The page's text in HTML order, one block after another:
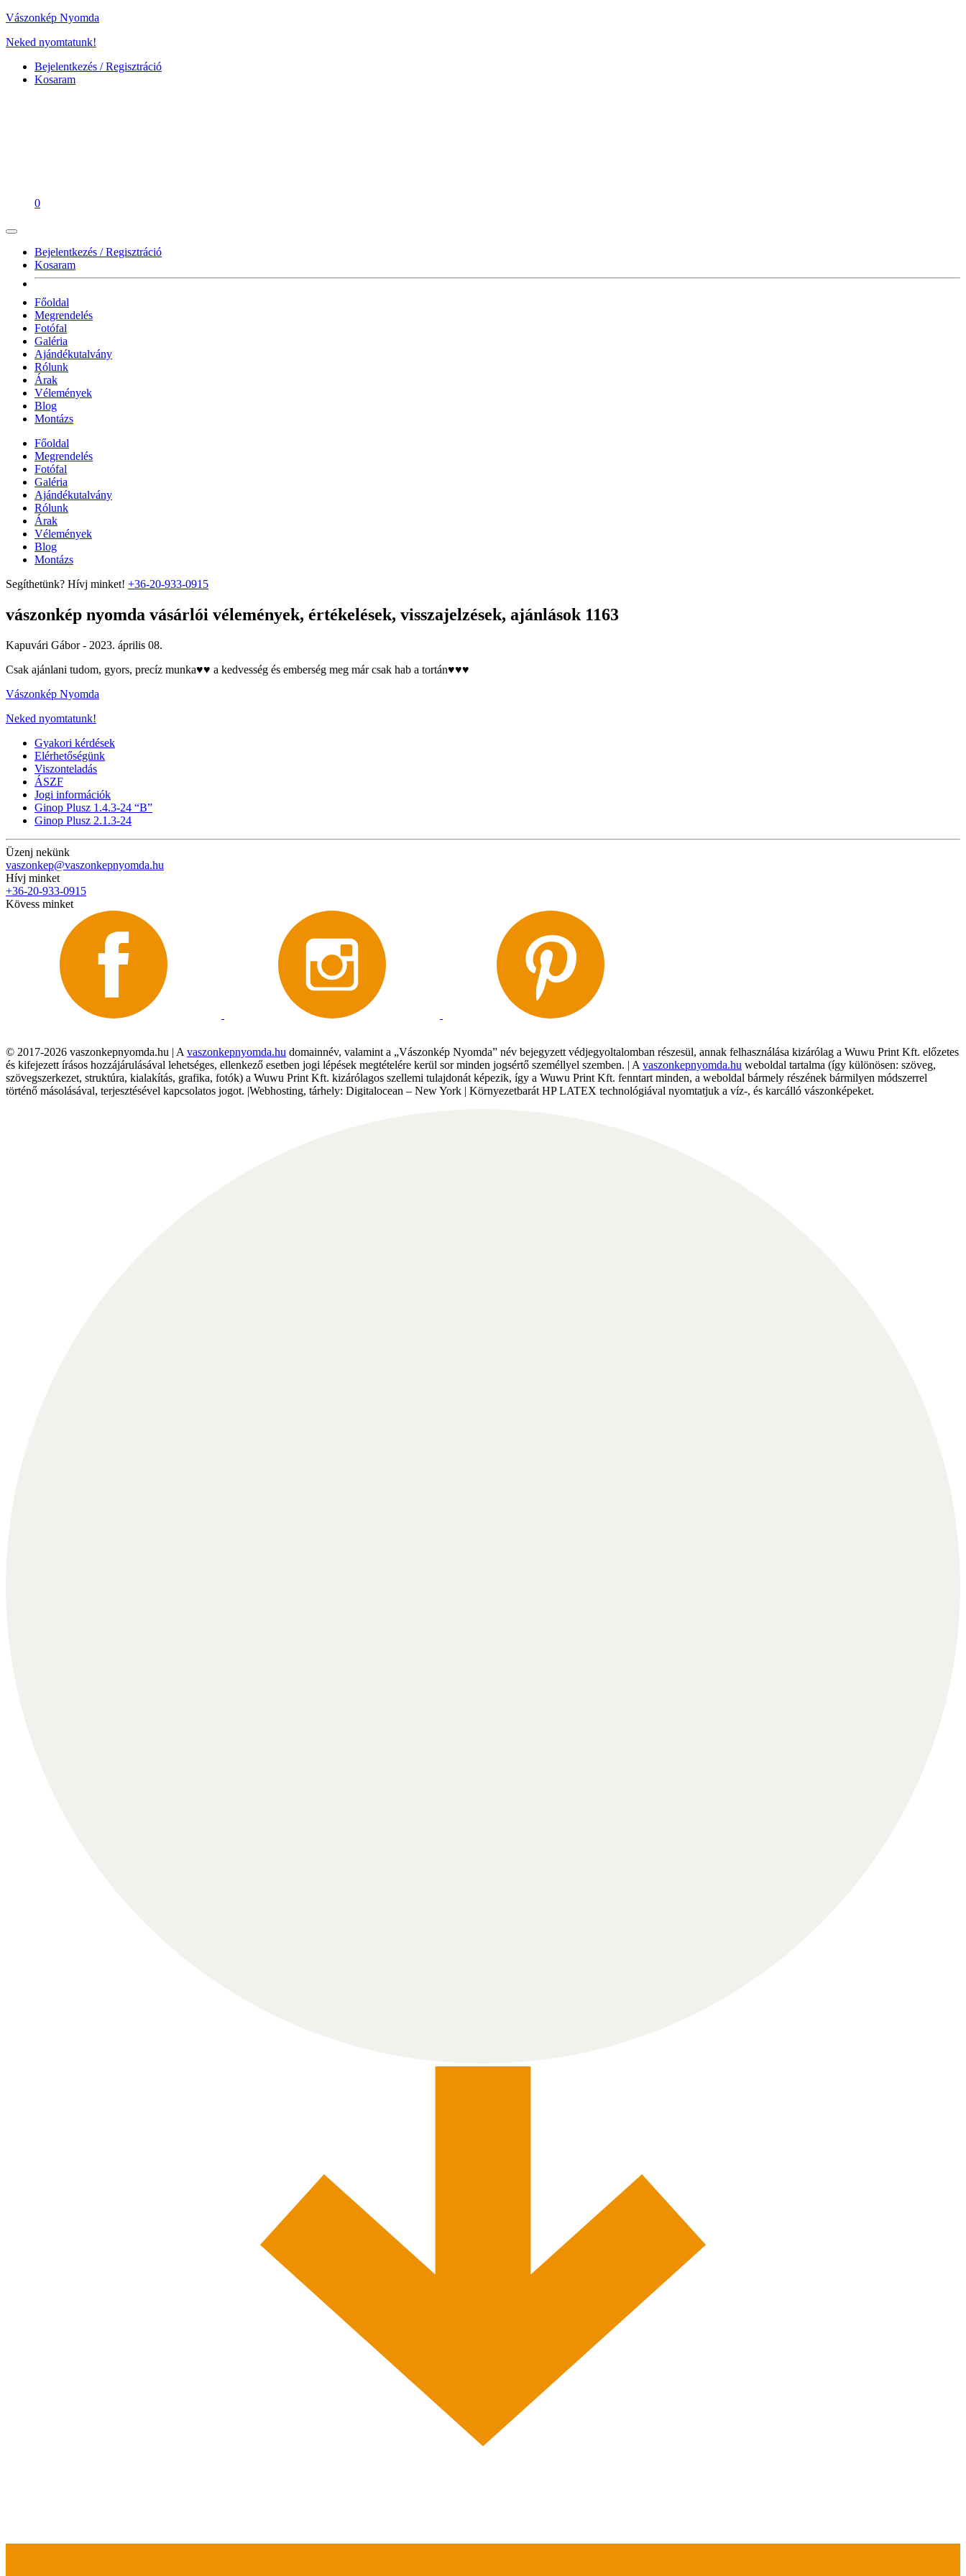
Vászonkép Nyomda
Neked nyomtatunk!
Bejelentkezés / Regisztráció
Kosaram
0
Bejelentkezés / Regisztráció
Kosaram
Főoldal
Megrendelés
Fotófal
Galéria
Ajándékutalvány
Rólunk
Árak
Vélemények
Blog
Montázs
Főoldal
Megrendelés
Fotófal
Galéria
Ajándékutalvány
Rólunk
Árak
Vélemények
Blog
Montázs
Segíthetünk? Hívj minket! +36-20-933-0915
vászonkép nyomda vásárlói vélemények, értékelések, visszajelzések, ajánlások 1163
Kapuvári Gábor - 2023. április 08.
Csak ajánlani tudom, gyors, precíz munka♥️♥️ a kedvesség és emberség meg már csak hab a tortán♥️♥️♥️
Vászonkép Nyomda
Neked nyomtatunk!
Gyakori kérdések
Elérhetőségünk
Viszonteladás
ÁSZF
Jogi információk
Ginop Plusz 1.4.3-24 “B”
Ginop Plusz 2.1.3-24
Üzenj nekünk
vaszonkep@vaszonkepnyomda.hu
Hívj minket
+36-20-933-0915
Kövess minket
© 2017-2026 vaszonkepnyomda.hu | A vaszonkepnyomda.hu domainnév, valamint a „Vászonkép Nyomda” név bejegyzett védjegyoltalomban részesül, annak felhasználása kizárólag a Wuwu Print Kft. előzetes
és kifejezett írásos hozzájárulásával lehetséges, ellenkező esetben jogi lépések megtételére kerül sor minden jogsértő személlyel szemben. | A vaszonkepnyomda.hu weboldal tartalma (így különösen: szöveg,
szövegszerkezet, struktúra, kialakítás, grafika, fotók) a Wuwu Print Kft. kizárólagos szellemi tulajdonát képezik, így a Wuwu Print Kft. fenntart minden, a weboldal bármely részének bármilyen módszerrel
történő másolásával, terjesztésével kapcsolatos jogot. |Webhosting, tárhely: Digitalocean – New York | Környezetbarát HP LATEX technológiával nyomtatjuk a víz-, és karcálló vászonképeket.